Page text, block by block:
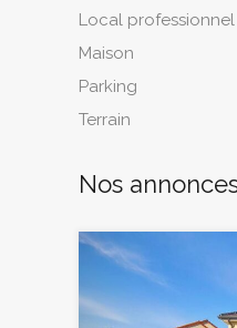
Local professionnel
Maison
Parking
Terrain
Nos